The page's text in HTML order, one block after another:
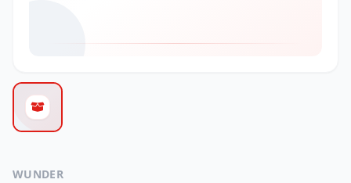
WUNDER